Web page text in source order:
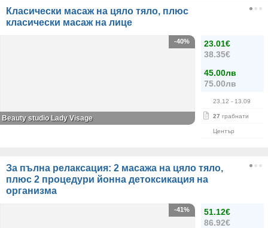
Класически масаж на цяло тяло, плюс
класически масаж на лице
23.01€
38.35€
45.00лв
75.00лв
23.12 - 13.09
27 грабнати
Център
-40%
Beauty studio Lady Visage
За пълна релаксация: 2 масажа на цяло тяло,
плюс 2 процедури йонна детоксикация на
организма
51.12€
86.92€
-41%